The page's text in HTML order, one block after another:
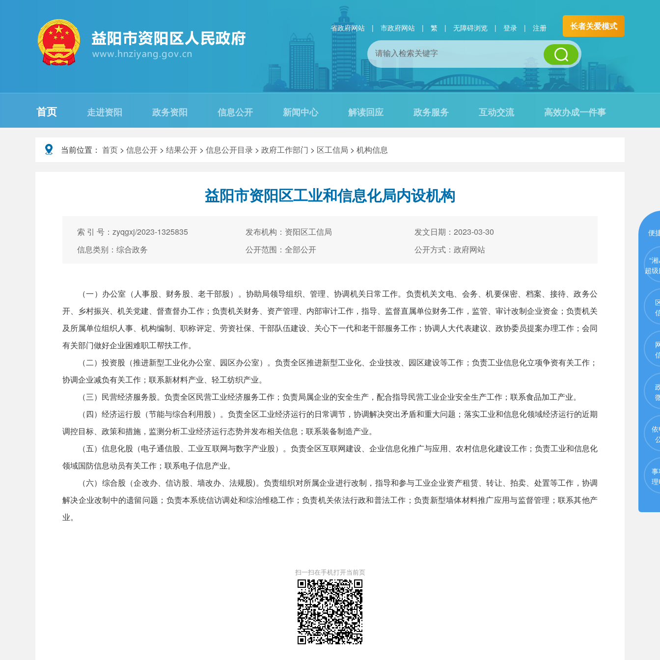
省政府网站 | 市政府网站 | 繁 | 无障碍浏览 | 登录 | 注册 长者关爱模式
首页 走进资阳 政务资阳 信息公开 新闻中心 解读回应 政务服务 互动交流 高效办成一件事
当前位置： 首页 > 信息公开 > 结果公开 > 信息公开目录 > 政府工作部门 > 区工信局 > 机构信息
益阳市资阳区工业和信息化局内设机构
索 引 号：zyqgxj/2023-1325835 发布机构：资阳区工信局
发文日期：2023-03-30
信息类别：综合政务
公开范围：全部公开 公开方式：政府网站
（一）办公室（人事股、财务股、老干部股）。协助局领导组织、管理、协调机关日常工作。负责机关文电、会务、机要保密、档案、接待、政务公
开、乡村振兴、机关党建、督查督办工作；负责机关财务、资产管理、内部审计工作，指导、监督直属单位财务工作，监管、审计改制企业资金；负责机关
及所属单位组织人事、机构编制、职称评定、劳资社保、干部队伍建设、关心下一代和老干部服务工作；协调人大代表建议、政协委员提案办理工作；会同
有关部门做好企业困难职工帮扶工作。
（二）投资股（推进新型工业化办公室、园区办公室）。负责全区推进新型工业化、企业技改、园区建设等工作；负责工业信息化立项争资有关工作；
协调企业减负有关工作；联系新材料产业、轻工纺织产业。
（三）民营经济服务股。负责全区民营工业经济服务工作；负责局属企业的安全生产，配合指导民营工业企业安全生产工作；联系食品加工产业。
（四）经济运行股（节能与综合利用股）。负责全区工业经济运行的日常调节，协调解决突出矛盾和重大问题；落实工业和信息化领域经济运行的近期
调控目标、政策和措施，监测分析工业经济运行态势并发布相关信息；联系装备制造产业。
（五）信息化股（电子通信股、工业互联网与数字产业股）。负责全区互联网建设、企业信息化推广与应用、农村信息化建设工作；负责工业和信息化
领域国防信息动员有关工作；联系电子信息产业。
（六）综合股（企改办、信访股、墙改办、法规股)。负责组织对所属企业进行改制，指导和参与工业企业资产租赁、转让、拍卖、处置等工作，协调
解决企业改制中的遗留问题；负责本系统信访调处和综治维稳工作；负责机关依法行政和普法工作；负责新型墙体材料推广应用与监督管理；联系其他产
业。
扫一扫在手机打开当前页
便
“
超